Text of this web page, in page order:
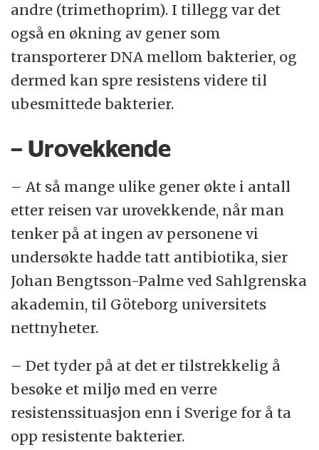
andre (trimethoprim). I tillegg var det
også en økning av gener som
transporterer DNA mellom bakterier, og
dermed kan spre resistens videre til
ubesmittede bakterier.
– Urovekkende
– At så mange ulike gener økte i antall
etter reisen var urovekkende, når man
tenker på at ingen av personene vi
undersøkte hadde tatt antibiotika, sier
Johan Bengtsson-Palme ved Sahlgrenska
akademin, til Göteborg universitets
nettnyheter.
– Det tyder på at det er tilstrekkelig å
besøke et miljø med en verre
resistenssituasjon enn i Sverige for å ta
opp resistente bakterier.